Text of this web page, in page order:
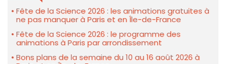
Fête de la Science 2026 : les animations gratuites à
ne pas manquer à Paris et en Île-de-France
Fête de la Science 2026 : le programme des
animations à Paris par arrondissement
Bons plans de la semaine du 10 au 16 août 2026 à